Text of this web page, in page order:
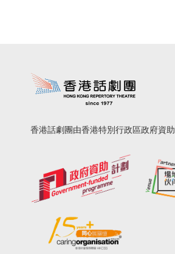
香港話劇團由香港特別行政區政府資助